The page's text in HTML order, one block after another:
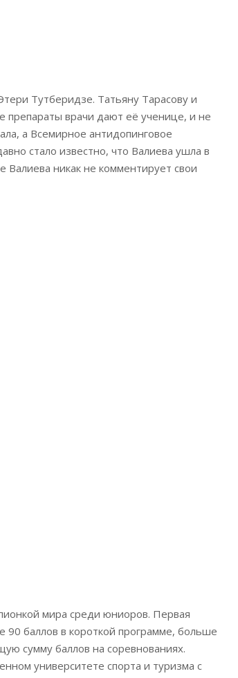
Тутберидзе. Татьяну Тарасову и
препараты врачи дают её ученице, и не
а Всемирное антидопинговое
стало известно, что Валиева ушла в
никак не комментирует свои
мира среди юниоров. Первая
90 баллов в короткой программе, больше
сумму баллов на соревнованиях.
университете спорта и туризма с